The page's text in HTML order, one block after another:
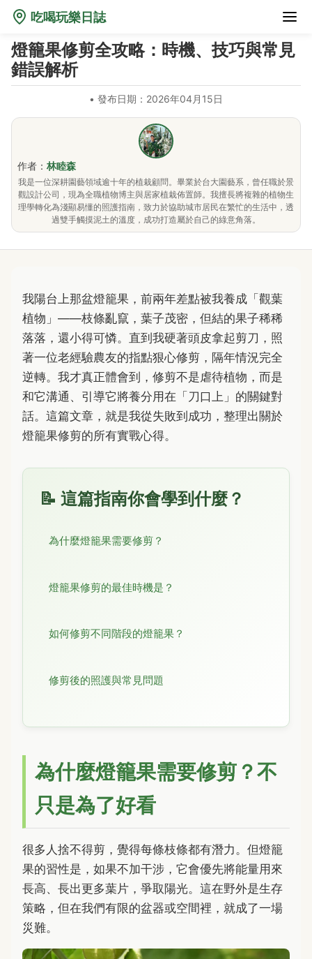
吃喝玩樂日誌
燈籠果修剪全攻略：時機、技巧與常見
錯誤解析
• 發布日期：2026年04月15日
作者： 林睦森
我是一位深耕園藝領域逾十年的植栽顧問。畢業於台大園藝系，曾任職於景
觀設計公司，現為全職植物博主與居家植栽佈置師。我擅長將複雜的植物生
理學轉化為淺顯易懂的照護指南，致力於協助城市居民在繁忙的生活中，透
過雙手觸摸泥土的溫度，成功打造屬於自己的綠意角落。
我陽台上那盆燈籠果，前兩年差點被我養成「觀葉
植物」——枝條亂竄，葉子茂密，但結的果子稀稀
落落，還小得可憐。直到我硬著頭皮拿起剪刀，照
著一位老經驗農友的指點狠心修剪，隔年情況完全
逆轉。我才真正體會到，修剪不是虐待植物，而是
和它溝通、引導它將養分用在「刀口上」的關鍵對
話。這篇文章，就是我從失敗到成功，整理出關於
燈籠果修剪的所有實戰心得。
📝 這篇指南你會學到什麼？
為什麼燈籠果需要修剪？
燈籠果修剪的最佳時機是？
如何修剪不同階段的燈籠果？
修剪後的照護與常見問題
為什麼燈籠果需要修剪？不
只是為了好看
很多人捨不得剪，覺得每條枝條都有潛力。但燈籠
果的習性是，如果不加干涉，它會優先將能量用來
長高、長出更多葉片，爭取陽光。這在野外是生存
策略，但在我們有限的盆器或空間裡，就成了一場
災難。